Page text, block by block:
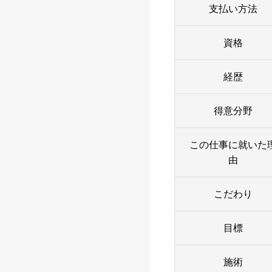
支払い方法
資格
経歴
得意分野
この仕事に就いた
由
こだわり
目標
施術